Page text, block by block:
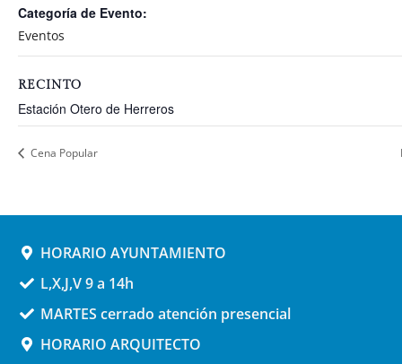
Categoría de Evento:
Eventos
RECINTO
Estación Otero de Herreros
Cena Popular
HORARIO AYUNTAMIENTO
L,X,J,V 9 a 14h
MARTES cerrado atención presencial
HORARIO ARQUITECTO